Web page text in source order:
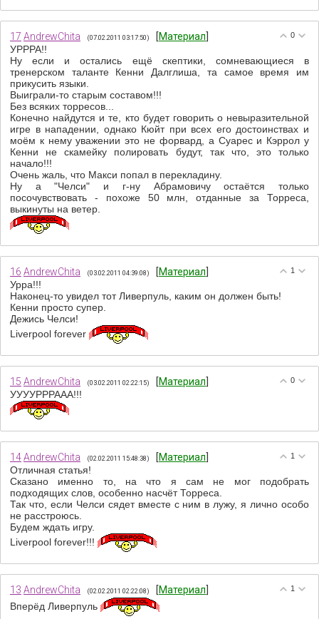
0
17 AndrewChita (07.02.2011 03:17:50) [Материал
УРРРА!!
Ну если и остались ещё скептики, сомневающиеся в
тренерском таланте Кенни Далглиша, та самое время им
прикусить языки.
Выиграли-то старым составом!!!
Без всяких торресов...
Конечно найдутся и те, кто будет говорить о невыразительной
игре в нападении, однако Кюйт при всех его достоинствах и
моём к нему уважении это не форвард, а Суарес и Кэррол у
Кенни не скамейку полировать будут, так что, это только
начало!!!
Очень жаль, что Макси попал в перекладину.
Ну а "Челси" и г-ну Абрамовичу остаётся только
посочувствовать - похоже 50 млн, отданные за Торреса,
выкинуты на ветер.
1
16 AndrewChita (03.02.2011 04:39:08) [Материал
Урра!!!
Наконец-то увидел тот Ливерпуль, каким он должен быть!
Кенни просто супер.
Дежись Челси!
Liverpool forever
0
15 AndrewChita (03.02.2011 02:22:15) [Материал
УУУУРРРААА!!!
1
14AndrewChita (02.02.2011 15:48:38) [Материал
Отличная статья!
Сказано именно то, на что я сам не мог подобрать
подходящих слов, особенно насчёт Торреса.
Так что, если Челси сядет вместе с ним в лужу, я лично особо
не расстроюсь.
Будем ждать игру.
Liverpool forever!!!
1
13 AndrewChita (02.02.2011 02:22:08) [Материал
Вперёд Ливерпуль